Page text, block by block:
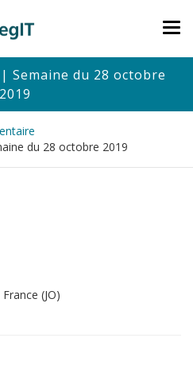
Semaine du 28 octobre
2019
du 28 octobre 2019
(JO)